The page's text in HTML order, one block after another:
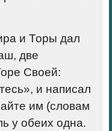
и Торы дал
две
Своей:
и написал
им (словам
у обеих одна.